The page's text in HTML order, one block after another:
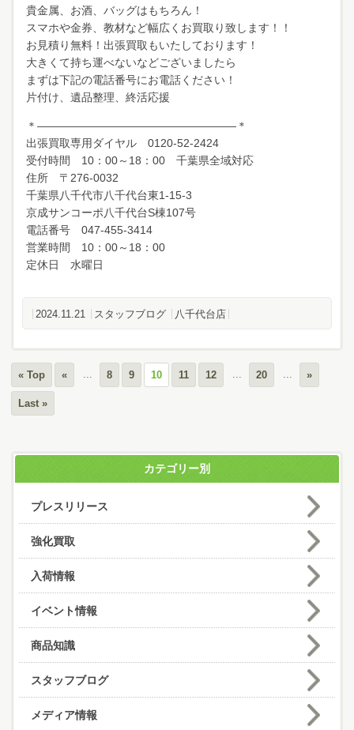
貴金属、お酒、バッグはもちろん！
スマホや金券、教材など幅広くお買取り致します！！
お見積り無料！出張買取もいたしております！
大きくて持ち運べないなどございましたら
まずは下記の電話番号にお電話ください！
片付け、遺品整理、終活応援
＊――――――――――――――――――＊
出張買取専用ダイヤル 0120-52-2424
受付時間 10：00～18：00 千葉県全域対応
住所 〒276-0032
千葉県八千代市八千代台東1-15-3
京成サンコーポ八千代台S棟107号
電話番号 047-455-3414
営業時間 10：00～18：00
定休日 水曜日
2024.11.21 スタッフブログ 八千代台店
« Top « ... 8 9 10 11 12 ... 20 ... »
Last »
カテゴリー別
プレスリリース
強化買取
入荷情報
イベント情報
商品知識
スタッフブログ
メディア情報